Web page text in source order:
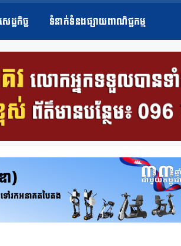
សេដ្ឋកិច្ច ទំនាក់ទំនងផ្សាយពាណិជ្ជកម្ម